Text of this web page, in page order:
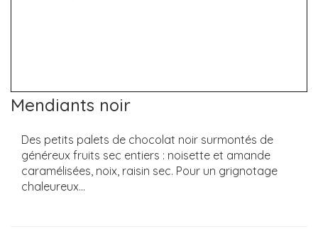
Mendiants noir
Des petits palets de chocolat noir surmontés de
généreux fruits sec entiers : noisette et amande
caramélisées, noix, raisin sec. Pour un grignotage
chaleureux...